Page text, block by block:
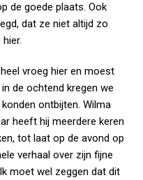
de goede plaats. Ook
dat ze niet altijd zo
vroeg hier en moest
de ochtend kregen we
ontbijten. Wilma
heeft hij meerdere keren
tot laat op de avond op
verhaal over zijn fijne
moet wel zeggen dat dit